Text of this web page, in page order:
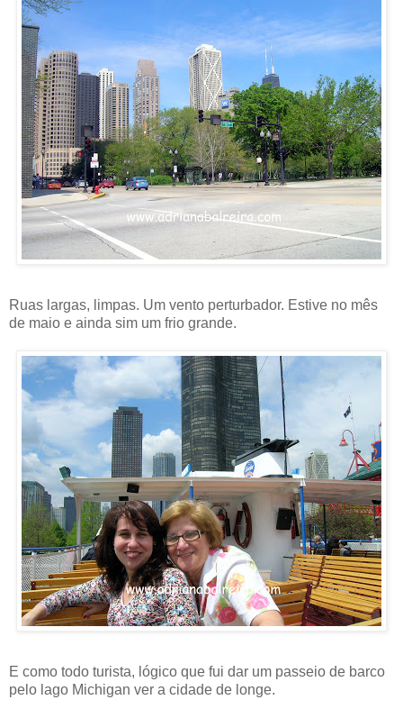
Ruas largas, limpas. Um vento perturbador. Estive no mês
de maio e ainda sim um frio grande.
E como todo turista, lógico que fui dar um passeio de barco
pelo lago Michigan ver a cidade de longe.